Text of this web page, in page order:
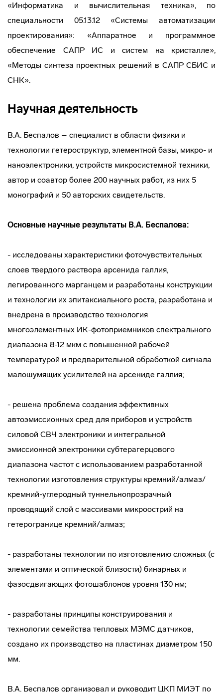
«Информатика и вычислительная техника», по
специальности 05.13.12 «Системы автоматизации
проектирования»: «Аппаратное и программное
обеспечение САПР ИС и систем на кристалле»,
«Методы синтеза проектных решений в САПР СБИС и
СНК».
Научная деятельность
В.А. Беспалов – специалист в области физики и
технологии гетероструктур, элементной базы, микро- и
наноэлектроники, устройств микросистемной техники,
автор и соавтор более 200 научных работ, из них 5
монографий и 50 авторских свидетельств.
Основные научные результаты В.А. Беспалова:
- исследованы характеристики фоточувствительных
слоев твердого раствора арсенида галлия,
легированного марганцем и разработаны конструкции
и технологии их эпитаксиального роста, разработана и
внедрена в производство технология
многоэлементных ИК-фотоприемников спектрального
диапазона 8-12 мкм с повышенной рабочей
температурой и предварительной обработкой сигнала
малошумящих усилителей на арсениде галлия;
- решена проблема создания эффективных
автоэмиссионных сред для приборов и устройств
силовой СВЧ электроники и интегральной
эмиссионной электроники субтерагерцового
диапазона частот с использованием разработанной
технологии изготовления структуры кремний/алмаз/
кремний-углеродный туннельнопрозрачный
проводящий слой с массивами микроострий на
гетерогранице кремний/алмаз;
- разработаны технологии по изготовлению сложных (с
элементами и оптической близости) бинарных и
фазосдвигающих фотошаблонов уровня 130 нм;
- разработаны принципы конструирования и
технологии семейства тепловых МЭМС датчиков,
создано их производство на пластинах диаметром 150
мм.
В.А. Беспалов организовал и руководит ЦКП МИЭТ по